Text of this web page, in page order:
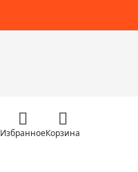
ИзбранноеКорзина